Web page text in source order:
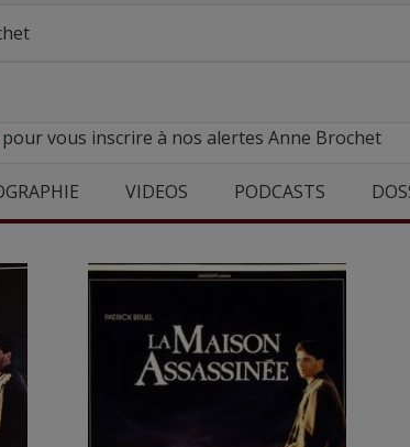
pour vous inscrire à nos alertes Anne Brochet
VIDEOS PODCASTS